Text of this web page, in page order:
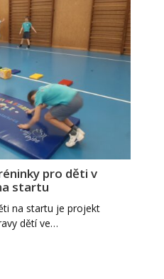
pro děti v
startu
na startu je projekt
dětí ve…